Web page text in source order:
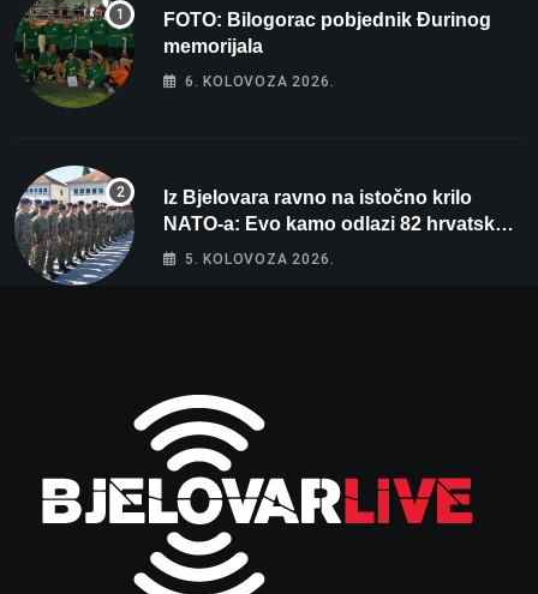
FOTO: Bilogorac pobjednik Đurinog
memorijala
6. KOLOVOZA 2026.
Iz Bjelovara ravno na istočno krilo
NATO-a: Evo kamo odlazi 82 hrvatska
vojnika i 6 vojnikinja
5. KOLOVOZA 2026.